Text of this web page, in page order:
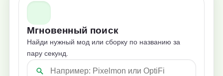
Мгновенный поиск
Найди нужный мод или сборку по названию за
пару секунд.